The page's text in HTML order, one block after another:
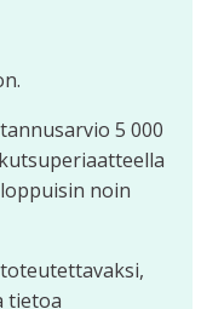
5 000
noin
tietoa